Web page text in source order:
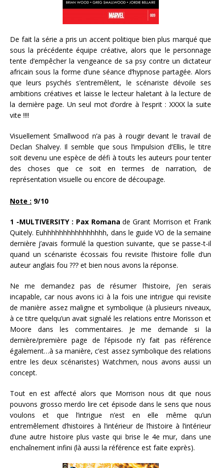
De fait la série a pris un accent politique bien plus marqué que
sous la précédente équipe créative, alors que le personnage
tente d’empêcher la vengeance de sa psy contre un dictateur
africain sous la forme d’une séance d’hypnose partagée. Alors
que leurs psychés s’entremêlent, le scénariste dévoile ses
ambitions créatives et laisse le lecteur haletant à la lecture de
la dernière page. Un seul mot d’ordre à l’esprit : XXXX la suite
vite !!!!
Visuellement Smallwood n’a pas à rougir devant le travail de
Declan Shalvey. Il semble que sous l’impulsion d’Ellis, le titre
soit devenu une espèce de défi à touts les auteurs pour tenter
des choses que ce soit en termes de narration, de
représentation visuelle ou encore de découpage.
Note : 9/10
1 -MULTIVERSITY : Pax Romana de Grant Morrison et Frank
Quitely. Euhhhhhhhhhhhhhhhh, dans le guide VO de la semaine
dernière j’avais formulé la question suivante, que se passe-t-il
quand un scénariste écossais fou revisite l’histoire folle d’un
auteur anglais fou ??? et bien nous avons la réponse.
Ne me demandez pas de résumer l’histoire, j’en serais
incapable, car nous avons ici à la fois une intrigue qui revisite
de manière assez maligne et symbolique (à plusieurs niveaux,
à ce titre quelqu’un avait signalé les relations entre Morisson et
Moore dans les commentaires. Je me demande si la
dernière/première page de l’épisode n’y fait pas référence
également…à sa manière, c’est assez symbolique des relations
entre les deux scénaristes) Watchmen, nous avons aussi un
concept.
Tout en est affecté alors que Morrison nous dit que nous
pouvons grosso merdo lire cet épisode dans le sens que nous
voulons et que l’intrigue n’est en elle même qu’un
entremêlement d’histoires à l’intérieur de l’histoire à l’intérieur
d’une autre histoire plus vaste qui brise le 4e mur, dans une
enchaînement infini (là aussi la référence est faite exprès).